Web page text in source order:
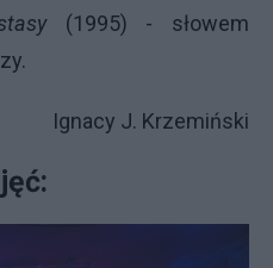
(1995) - słowem
Ignacy J. Krzemiński